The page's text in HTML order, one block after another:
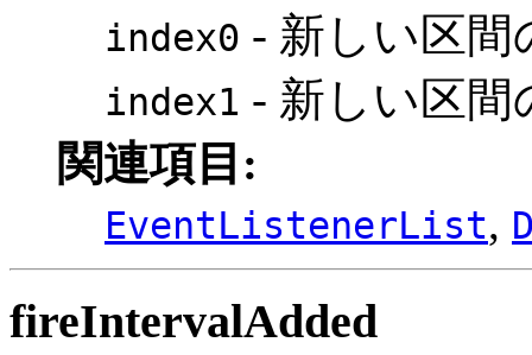
index0 - 新しい区間
index1 - 新しい区間
関連項目:
EventListenerList,
fireIntervalAdded